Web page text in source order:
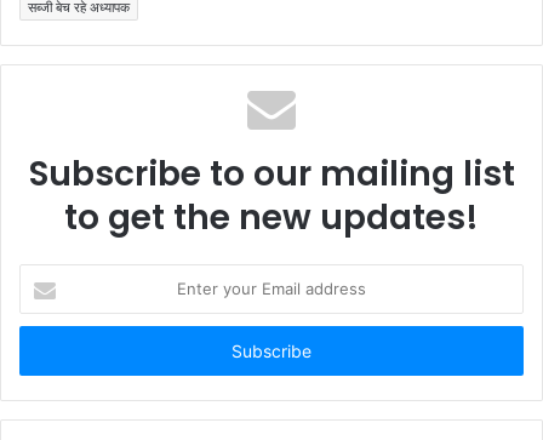
सब्जी बेच रहे अध्यापक
Subscribe to our mailing list
to get the new updates!
your
Email